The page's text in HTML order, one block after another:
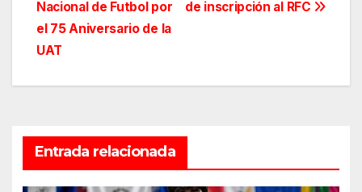
entradas
de inscripción al RFC
Nacional de Futbol por
el 75 Aniversario de la
UAT
Entrada relacionada